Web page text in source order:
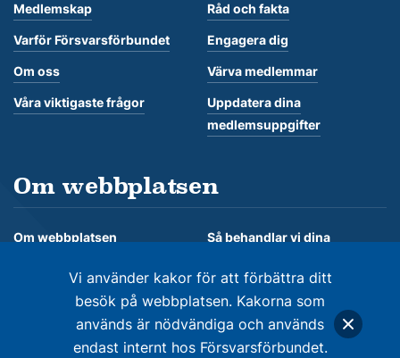
Vi använder kakor för att förbättra ditt
besök på webbplatsen. Kakorna som
används är nödvändiga och används
endast internt hos Försvarsförbundet.
Medlemskap
Varför Försvarsförbundet
Om oss
Våra viktigaste frågor
Råd och fakta
Engagera dig
Värva medlemmar
Uppdatera dina
medlemsuppgifter
Om webbplatsen
Om webbplatsen
Så behandlar vi dina
© Försvarsförbundet 2026. Alla rättigheter förbehålles